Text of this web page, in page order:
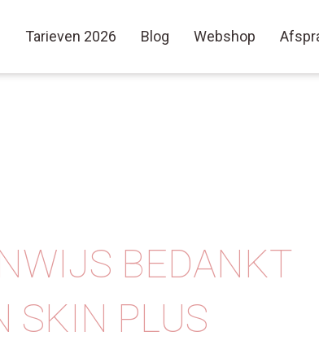
Tarieven 2026 Blog Webshop
BEDANKT
SKIN PLUS